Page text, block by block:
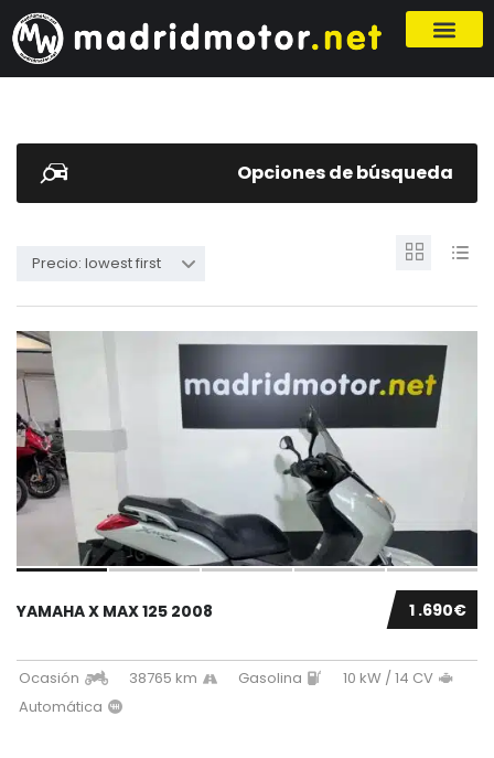
Opciones de búsqueda
Precio: lowest first
1 .690€
YAMAHA X MAX 125 2008
Ocasión 38765 km Gasolina
10 kW / 14 CV
Automática